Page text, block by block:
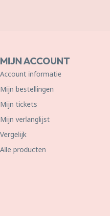
MIJN ACCOUNT
Account informatie
Mijn bestellingen
Mijn tickets
Mijn verlanglijst
Vergelijk
Alle producten